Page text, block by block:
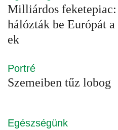
Milliárdos
hálózták be Európát
ek
Portré
Szemeiben tűz lobog
Egészségünk